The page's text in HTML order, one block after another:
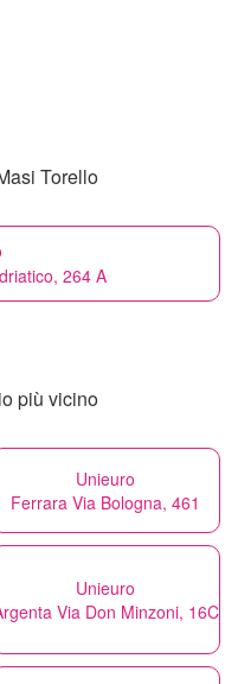
Torello
264 A
più vicino
Unieuro
Ferrara Via Bologna, 461
Unieuro
Via Don Minzoni, 16C